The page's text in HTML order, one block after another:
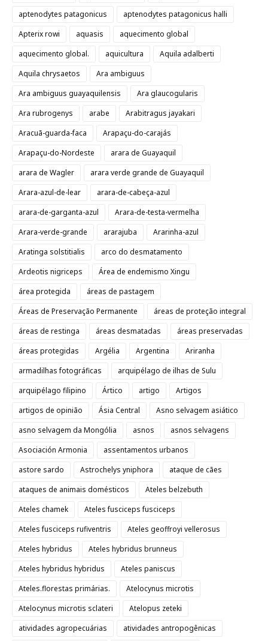
aptenodytes patagonicus
aptenodytes patagonicus halli
Apterix rowi
aquasis
aquecimento global
aquecimento global.
aquicultura
Aquila adalberti
Aquila chrysaetos
Ara ambiguus
Ara ambiguus guayaquilensis
Ara glaucogularis
Ara rubrogenys
arabe
Arabitragus jayakari
Aracuã-guarda-faca
Arapaçu-do-carajás
Arapaçu-do-Nordeste
arara de Guayaquil
arara de Wagler
arara verde grande de Guayaquil
Arara-azul-de-lear
arara-de-cabeça-azul
arara-de-garganta-azul
Arara-de-testa-vermelha
Arara-verde-grande
ararajuba
Ararinha-azul
Aratinga solstitialis
arco do desmatamento
Ardeotis nigriceps
Área de endemismo Xingu
área protegida
áreas de pastagem
Áreas de Preservação Permanente
áreas de proteção integral
áreas de restinga
áreas desmatadas
áreas preservadas
áreas protegidas
Argélia Argentina
Ariranha
armadilhas fotográficas
arquipélago de ilhas de Sulu
arquipélago filipino
Ártico artigo
Artigos
artigos de opinião
Ásia Central
Asno selvagem asiático
asno selvagem da Mongólia
asnos
asnos selvagens
Asociación Armonia
assentamentos urbanos
astore sardo
Astrochelys yniphora
ataque de cães
ataques de animais domésticos
Ateles belzebuth
Ateles chamek
Ateles fusciceps fusciceps
Ateles fusciceps rufiventris
Ateles geoffroyi vellerosus
Ateles hybridus
Ateles hybridus brunneus
Ateles hybridus hybridus
Ateles paniscus
Ateles.florestas primárias.
Atelocynus microtis
Atelocynus microtis sclateri
Atelopus zeteki
atividades agropecuárias
atividades antropogênicas